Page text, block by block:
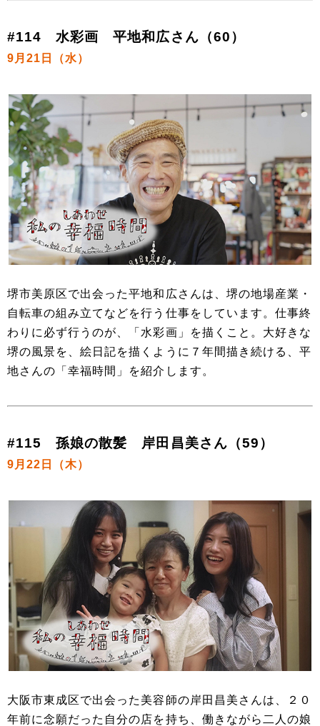
#114 水彩画 平地和広さん（60）
9月21日（水）
堺市美原区で出会った平地和広さんは、堺の地場産業・
自転車の組み立てなどを行う仕事をしています。仕事終
わりに必ず行うのが、「水彩画」を描くこと。大好きな
堺の風景を、絵日記を描くように７年間描き続ける、平
地さんの「幸福時間」を紹介します。
#115 孫娘の散髪 岸田昌美さん（59）
9月22日（木）
大阪市東成区で出会った美容師の岸田昌美さんは、２０
年前に念願だった自分の店を持ち、働きながら二人の娘